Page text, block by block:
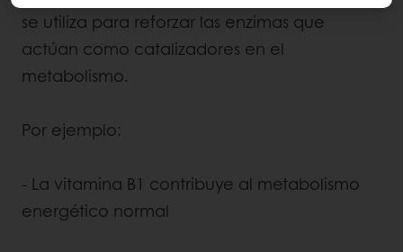
se utiliza para reforzar las enzimas que
actúan como catalizadores en el
metabolismo.
Por ejemplo:
- La vitamina B1 contribuye al metabolismo
energético normal